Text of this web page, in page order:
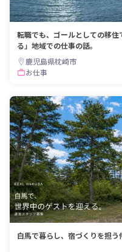
転職でも、ゴールとしての移
る」地域での仕事の話。
鹿児島県枕崎市
お仕事
白馬で暮らし、宿づくりを担う